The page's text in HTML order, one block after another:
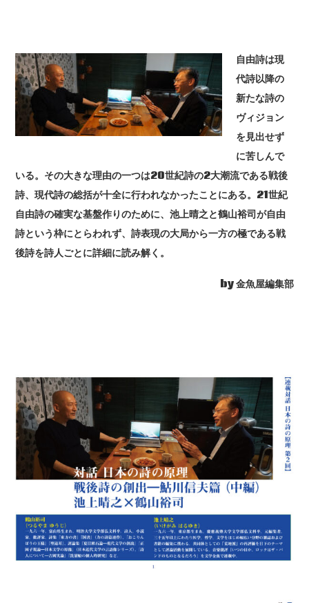
自由詩は現
代詩以降の
新たな詩の
ヴィジョン
を見出せず
に苦しんで
いる。その大きな理由の一つは20世紀詩の2大潮流である戦後
詩、現代詩の総括が十全に行われなかったことにある。21世紀
自由詩の確実な基盤作りのために、池上晴之と鶴山裕司が自由
詩という枠にとらわれず、詩表現の大局から一方の極である戦
後詩を詩人ごとに詳細に読み解く。
by 金魚屋編集部